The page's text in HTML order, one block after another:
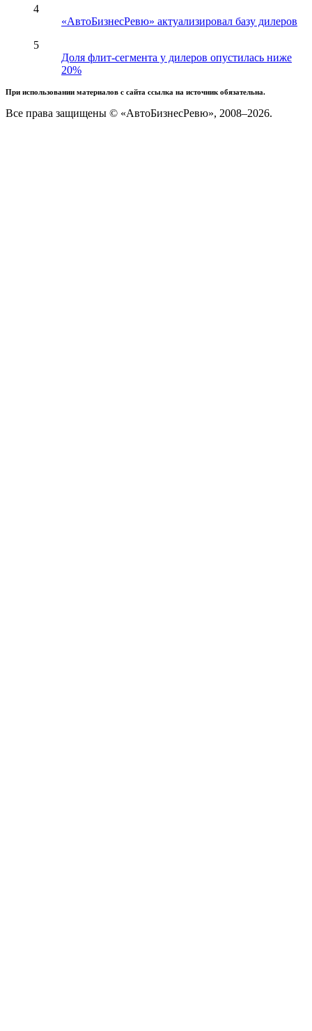
4
«АвтоБизнесРевю» актуализировал базу дилеров
5
Доля флит-сегмента у дилеров опустилась ниже
20%
При использовании материалов с сайта ссылка на источник обязательна.
Все права защищены © «АвтоБизнесРевю», 2008–2026.